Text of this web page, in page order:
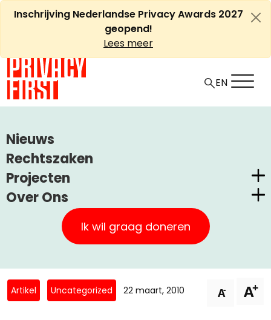
Ga
naarInschrijving Nederlandse Privacy Awards 2027
geopend!
Lees meer
Nieuws
Rechtszaken
Projecten
Nederlandse Privacy Awards
Claimstichting CUIC
PrivacyWijzer
Privacy Coalitie
PSD2-me-niet
Over Ons
Privacy First
Onze Successen
Kom in actie
Nieuwsbrieven
Ik wil graag doneren
EN
STAAT UW VINGERAFDRUK WEL GOED IN UW NIEUWE
PASPOORT?
Staat uw vingerafdruk wel
goed in uw nieuwe
paspoort?
Artikel Uncategorized 22 maart, 2010 A- A+